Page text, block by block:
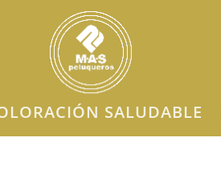
SALUDABLE